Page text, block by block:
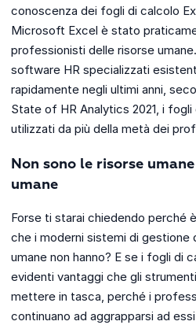
conoscenza dei fogli di calcolo
Microsoft Excel è stato
professionisti delle risorse
software HR specializzati
rapidamente negli ultimi anni,
State of HR Analytics 2021, i
utilizzati da più della metà dei
Non sono le risorse
umane
Forse ti starai chiedendo perché
che i moderni sistemi di gestione
umane non hanno? E se i fogli di
evidenti vantaggi che gli
mettere in tasca, perché i
continuano ad aggrapparsi ad